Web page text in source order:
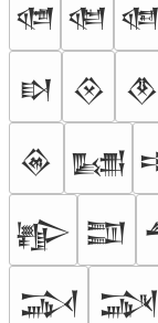
𒊤 𒊥 𒊦
𒊭 𒊮 𒊯
𒊶 𒊷
𒊾 𒊿
𒋆 𒋇